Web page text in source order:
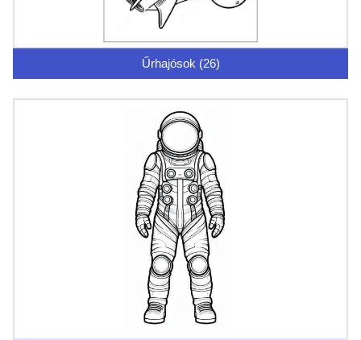
Űrhajósok (26)